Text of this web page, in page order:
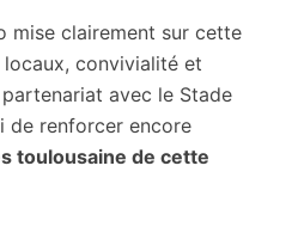
mise clairement sur cette
convivialité et
avec le Stade
de renforcer encore
toulousaine de cette